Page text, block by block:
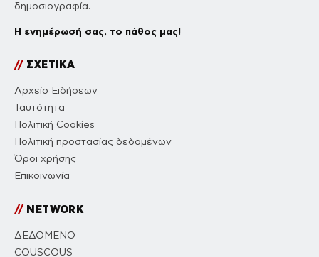
δημοσιογραφία.
Η ενημέρωσή σας, το πάθος μας!
//ΣΧΕΤΙΚΑ
Αρχείο Ειδήσεων
Ταυτότητα
Πολιτική Cookies
Πολιτική προστασίας δεδομένων
Όροι χρήσης
Επικοινωνία
//NETWORK
ΔΕΔΟΜΕΝΟ
COUSCOUS